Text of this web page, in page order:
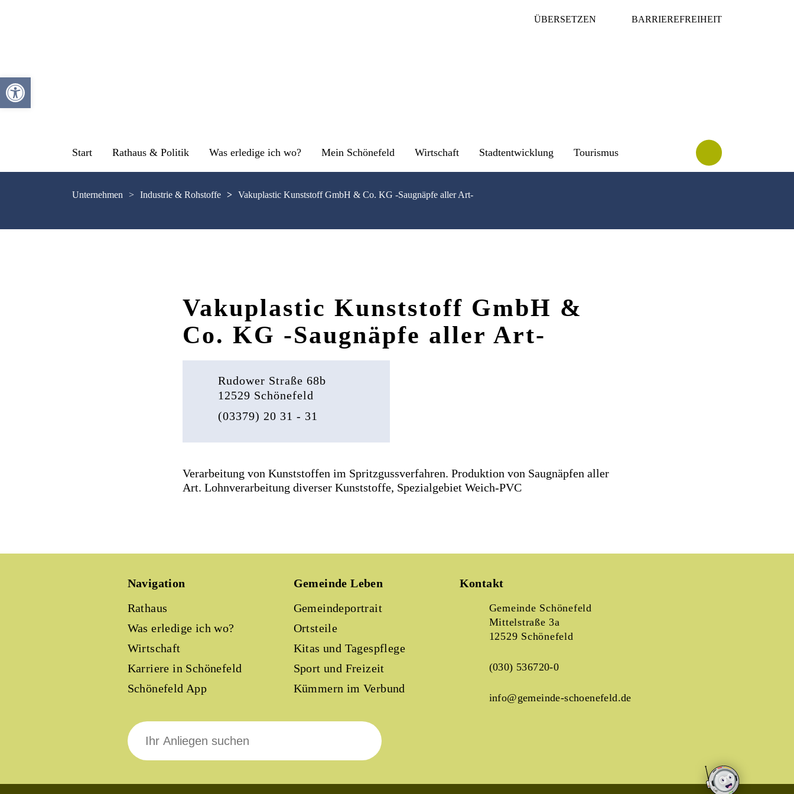
ÜBERSETZEN BARRIEREFREIHEIT
Start Rathaus & Politik Was erledige ich wo? Mein Schönefeld Wirtschaft Stadtentwicklung Tourismus
Unternehmen > Industrie & Rohstoffe > Vakuplastic Kunststoff GmbH & Co. KG -Saugnäpfe aller Art-
Vakuplastic Kunststoff GmbH &
Co. KG -Saugnäpfe aller Art-
Rudower Straße 68b
12529 Schönefeld
(03379) 20 31 - 31
Verarbeitung von Kunststoffen im Spritzgussverfahren. Produktion von Saugnäpfen aller
Art. Lohnverarbeitung diverser Kunststoffe, Spezialgebiet Weich-PVC
Navigation
Rathaus
Was erledige ich wo?
Wirtschaft
Karriere in Schönefeld
Schönefeld App
Gemeinde Leben
Gemeindeportrait
Ortsteile
Kitas und Tagespflege
Sport und Freizeit
Kümmern im Verbund
Kontakt
Gemeinde Schönefeld
Mittelstraße 3a
12529 Schönefeld
(030) 536720-0
info@gemeinde-schoenefeld.de
Suche
nach:
Werkzeugleiste öffnen